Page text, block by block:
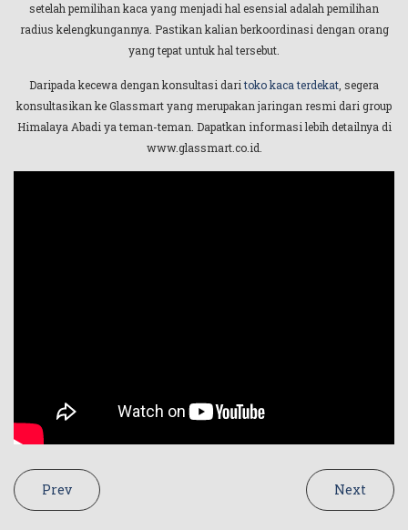
setelah pemilihan kaca yang menjadi hal esensial adalah pemilihan
radius kelengkungannya. Pastikan kalian berkoordinasi dengan orang
yang tepat untuk hal tersebut.
Daripada kecewa dengan konsultasi daritoko kaca terdekat , segera
konsultasikan ke Glassmart yang merupakan jaringan resmi dari group
Himalaya Abadi ya teman-teman. Dapatkan informasi lebih detailnya di
www.glassmart.co.id.
Prev Next